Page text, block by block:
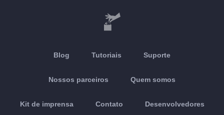
Blog Tutoriais Suporte
Nossos parceiros Quem somos
Kit de imprensa Contato Desenvolvedores